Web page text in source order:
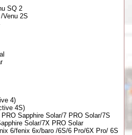
SQ 2
Venu 2S
4)
4S)
Sapphire Solar/7 PRO Solar/7S
Solar/7X PRO Solar
6/fenix 6x/baro /6S/6 Pro/6X Pro/ 6S